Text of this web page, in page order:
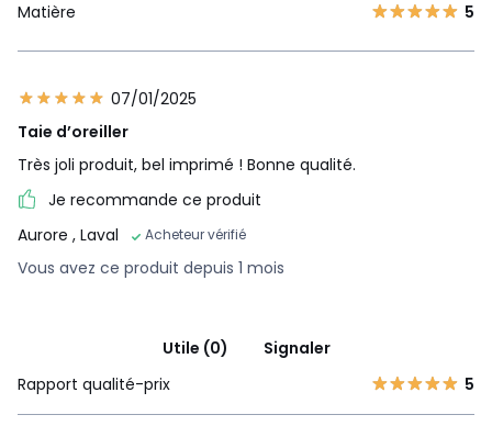
Matière 5
07/01/2025
Taie d’oreiller
Très joli produit, bel imprimé ! Bonne qualité.
Je recommande ce produit
Aurore , Laval Acheteur vérifié
Vous avez ce produit depuis 1 mois
Utile (0)
Signaler
Rapport qualité-prix
5